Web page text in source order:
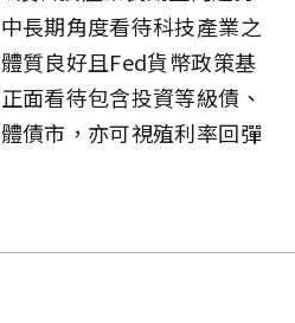
長期角度看待科技產業之
質良好且Fed貨幣政策基
面看待包含投資等級債、
債市，亦可視殖利率回彈